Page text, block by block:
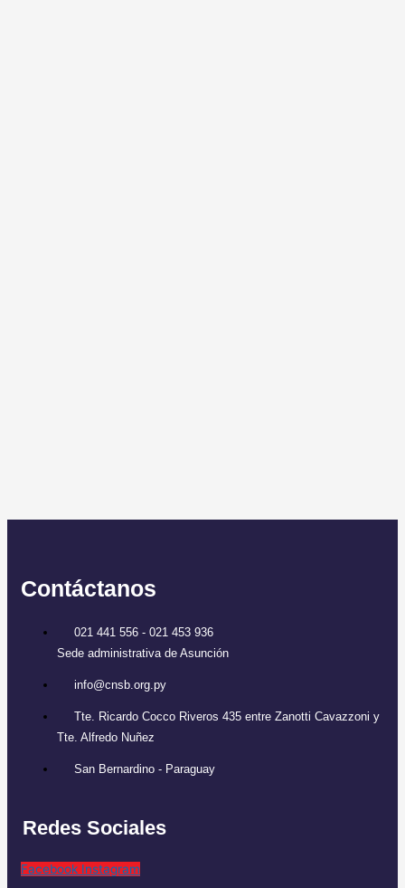
Contáctanos
021 441 556 - 021 453 936
Sede administrativa de Asunción
info@cnsb.org.py
Tte. Ricardo Cocco Riveros 435 entre Zanotti Cavazzoni y
Tte. Alfredo Nuñez
San Bernardino - Paraguay
Redes Sociales
Facebook Instagram